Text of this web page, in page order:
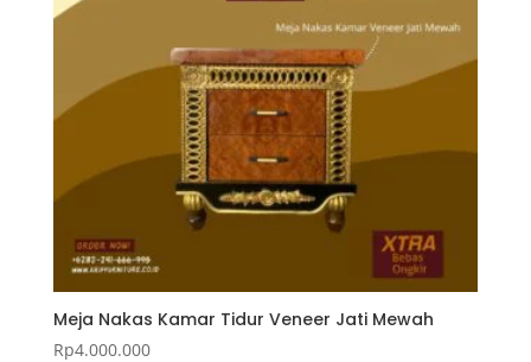
Meja Nakas Kamar Tidur Veneer Jati Mewah
Rp4.000.000